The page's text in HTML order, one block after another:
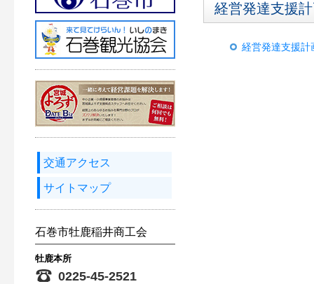
経営発達支援
経営発達支援計
交通アクセス
サイトマップ
石巻市牡鹿稲井商工会
牡鹿本所
0225-45-2521